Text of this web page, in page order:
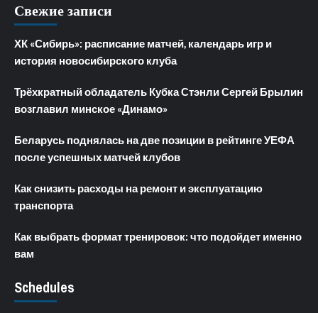
Свежие записи
ХК «Сибирь»: расписание матчей, календарь игр и
история новосибирского клуба
Трёхкратный обладатель Кубка Стэнли Сергей Брылин
возглавил минское «Динамо»
Беларусь поднялась на две позиции в рейтинге УЕФА
после успешных матчей клубов
Как снизить расходы на ремонт и эксплуатацию
транспорта
Как выбрать формат тренировок: что подойдет именно
вам
Schedules